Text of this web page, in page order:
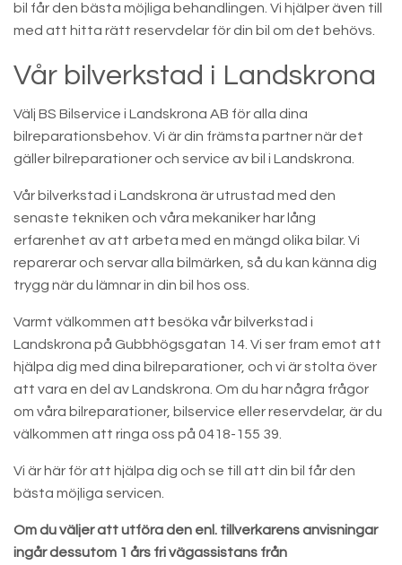
bil får den bästa möjliga behandlingen. Vi hjälper även till
med att hitta rätt reservdelar för din bil om det behövs.
Vår bilverkstad i Landskrona
Välj BS Bilservice i Landskrona AB för alla dina
bilreparationsbehov. Vi är din främsta partner när det
gäller bilreparationer och service av bil i Landskrona.
Vår bilverkstad i Landskrona är utrustad med den
senaste tekniken och våra mekaniker har lång
erfarenhet av att arbeta med en mängd olika bilar. Vi
reparerar och servar alla bilmärken, så du kan känna dig
trygg när du lämnar in din bil hos oss.
Varmt välkommen att besöka vår bilverkstad i
Landskrona på Gubbhögsgatan 14. Vi ser fram emot att
hjälpa dig med dina bilreparationer, och vi är stolta över
att vara en del av Landskrona. Om du har några frågor
om våra bilreparationer, bilservice eller reservdelar, är du
välkommen att ringa oss på 0418-155 39.
Vi är här för att hjälpa dig och se till att din bil får den
bästa möjliga servicen.
Om du väljer att utföra den enl. tillverkarens anvisningar
ingår dessutom 1 års fri vägassistans från